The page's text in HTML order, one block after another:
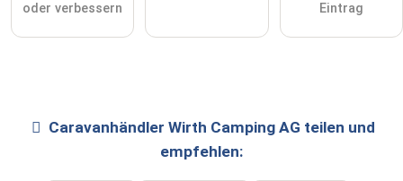
oder verbessern
Eintrag
Caravanhändler Wirth Camping AG teilen und
empfehlen: